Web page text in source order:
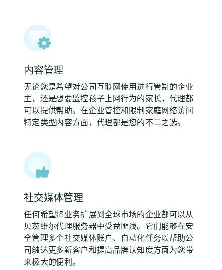
内容管理
无论您是希望对公司互联网使用进行管制的企业
主，还是想要监控孩子上网行为的家长，代理都
可以提供帮助。在企业管控和限制家庭网络访问
特定类型内容方面，代理都是您的不二之选。
社交媒体管理
任何希望将业务扩展到全球市场的企业都可以从
贝茨维尔代理服务器中受益匪浅。它们能够在安
全管理多个社交媒体账户、自动化任务以帮助公
司触达更多新客户和提高品牌认知度方面为您带
来极大的便利。